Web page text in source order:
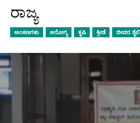
ರಾಜ್ಯ
ಅಂಕಣಗಳು ಆರೋಗ್ಯ ಕೃಷಿ ಕ್ರೀಡೆ ಜೀವನ ಶೈಲಿ